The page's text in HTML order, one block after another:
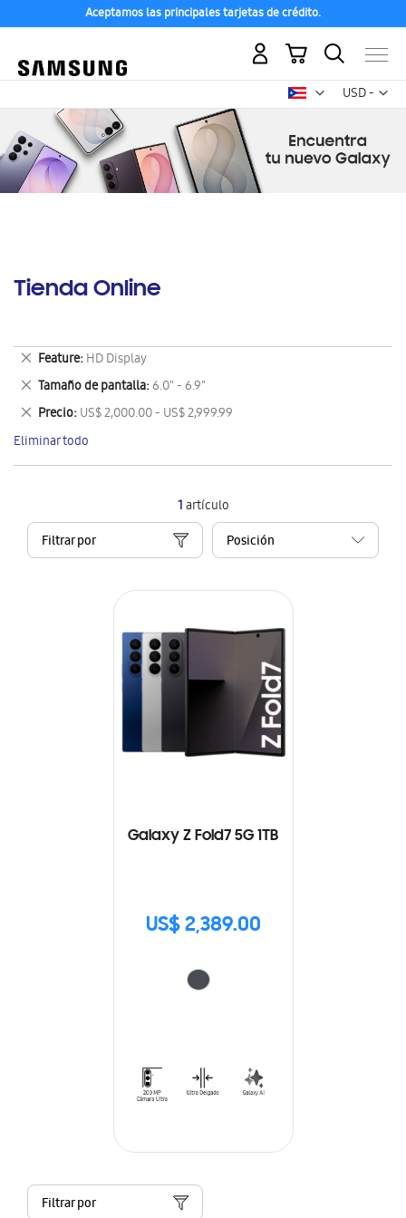
Aceptamos las principales tarjetas de crédito.
USD -
dólar
Mi carrito
Tienda Online
1artículo
Filtrar por
Galaxy Z Fold7 5G 1TB
US$ 2,389.00
Filtrar por
Feature HD Display
Eliminar
este
artículo
Tamaño de pantalla 6.0" - 6.9"
Eliminar
este
artículo
Precio US$ 2,000.00 - US$ 2,999.99
Eliminar
este
artículo
Eliminar todo